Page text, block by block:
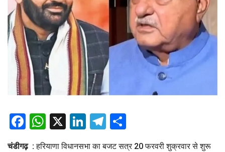
Facebook
WhatsApp
X LinkedIn
Telegram
चंडीगढ़ :हरियाणा विधानसभा का बजट सत्र 20 फरवरी शुक्रवार से शुरू